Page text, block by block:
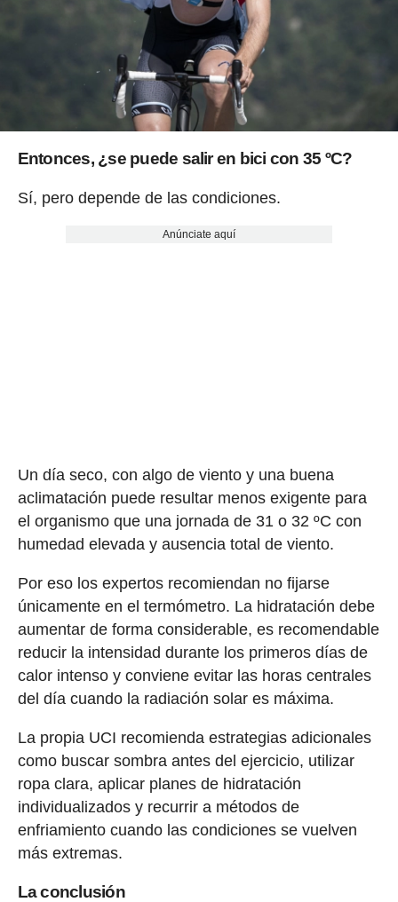
Entonces,¿se puede salir en bici con 35 ºC?
Sí, pero depende de las condiciones.
Anúnciate aquí
Un día seco, con algo de viento y una buena
aclimatación puede resultar menos exigente para
el organismo que una jornada de 31 o 32 ºC con
humedad elevada y ausencia total de viento.
Por eso los expertos recomiendan no fijarse
únicamente en el termómetro. La hidratación debe
aumentar de forma considerable, es recomendable
reducir la intensidad durante los primeros días de
calor intenso y conviene evitar las horas centrales
del día cuando la radiación solar es máxima.
La propia UCI recomienda estrategias adicionales
como buscar sombra antes del ejercicio, utilizar
ropa clara, aplicar planes de hidratación
individualizados y recurrir a métodos de
enfriamiento cuando las condiciones se vuelven
más extremas.
La conclusión